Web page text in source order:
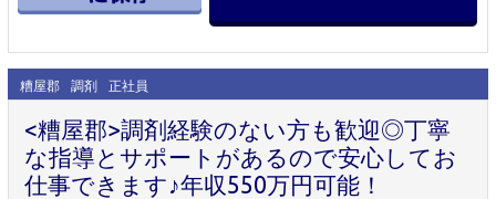
糟屋郡 調剤 正社員
<糟屋郡>調剤経験のない方も歓迎◎丁寧
な指導とサポートがあるので安心してお
仕事できます♪年収550万円可能！